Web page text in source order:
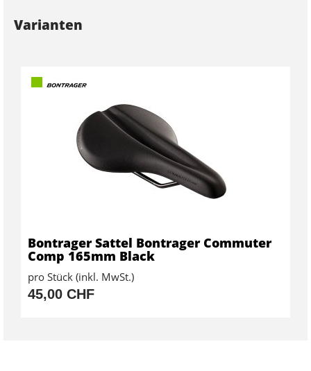
Varianten
Bontrager Sattel Bontrager Commuter
Comp 165mm Black
pro Stück (inkl. MwSt.)
45,00 CHF